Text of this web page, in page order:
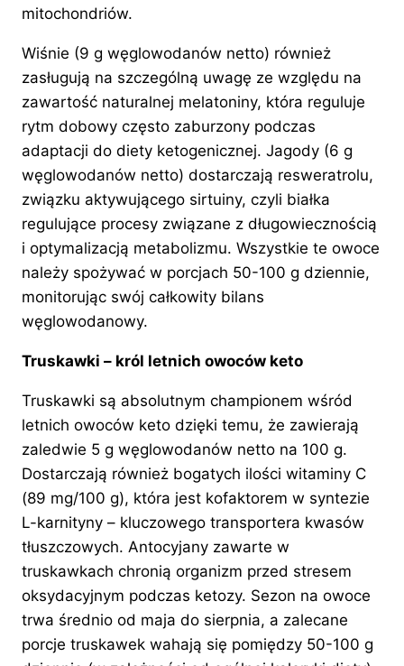
mitochondriów.
Wiśnie (9 g węglowodanów netto) również
zasługują na szczególną uwagę ze względu na
zawartość naturalnej melatoniny, która reguluje
rytm dobowy często zaburzony podczas
adaptacji do diety ketogenicznej. Jagody (6 g
węglowodanów netto) dostarczają resweratrolu,
związku aktywującego sirtuiny, czyli białka
regulujące procesy związane z długowiecznością
i optymalizacją metabolizmu. Wszystkie te owoce
należy spożywać w porcjach 50-100 g dziennie,
monitorując swój całkowity bilans
węglowodanowy.
Truskawki – król letnich owoców keto
Truskawki są absolutnym championem wśród
letnich owoców keto dzięki temu, że zawierają
zaledwie 5 g węglowodanów netto na 100 g.
Dostarczają również bogatych ilości witaminy C
(89 mg/100 g), która jest kofaktorem w syntezie
L-karnityny – kluczowego transportera kwasów
tłuszczowych. Antocyjany zawarte w
truskawkach chronią organizm przed stresem
oksydacyjnym podczas ketozy. Sezon na owoce
trwa średnio od maja do sierpnia, a zalecane
porcje truskawek wahają się pomiędzy 50-100 g